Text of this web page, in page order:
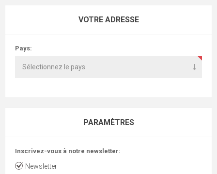
VOTRE ADRESSE
Pays:
PARAMÈTRES
Inscrivez-vous à notre newsletter:
Newsletter